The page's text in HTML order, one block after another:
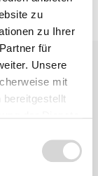
zu
zu Ihrer
für
Unsere
mit
bereitgestellt